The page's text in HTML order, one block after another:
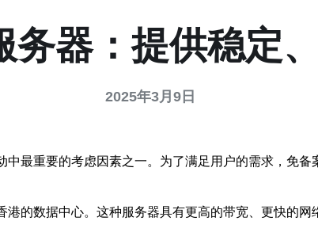
务器：提供稳定
2025年3月9日
最重要的考虑因素之一。为了满足用户的需求，免
的数据中心。这种服务器具有更高的带宽、更快的